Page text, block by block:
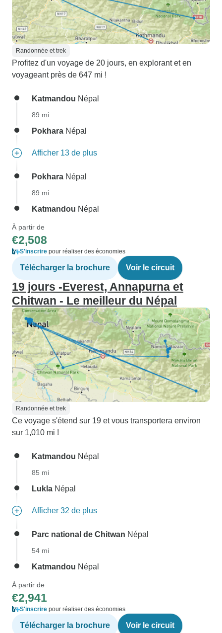
Randonnée et trek
Profitez d'un voyage de 20 jours, en explorant et en
voyageant près de 647 mi !
Katmandou Népal
89 mi
Pokhara Népal
Afficher 13 de plus
Pokhara Népal
89 mi
Katmandou Népal
À partir de
€2,508
S'inscrire pour réaliser des économies
Télécharger la brochure Voir le circuit
19 jours -Everest, Annapurna et
Chitwan - Le meilleur du Népal
Randonnée et trek
Ce voyage s'étend sur 19 et vous transportera environ
sur 1,010 mi !
Katmandou Népal
85 mi
Lukla Népal
Afficher 32 de plus
Parc national de Chitwan Népal
54 mi
Katmandou Népal
À partir de
€2,941
S'inscrire pour réaliser des économies
Télécharger la brochure Voir le circuit